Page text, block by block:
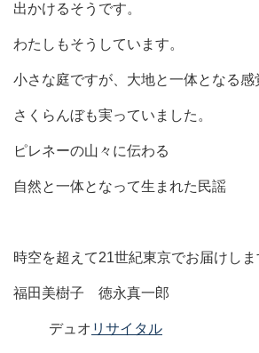
出かけるそうです。
わたしもそうしています。
小さな庭ですが、大地と一体となる感
さくらんぼも実っていました。
ピレネーの山々に伝わる
自然と一体となって生まれた民謡
時空を超えて21世紀東京でお届けしま
福田美樹子 徳永真一郎
デュオ リサイタル